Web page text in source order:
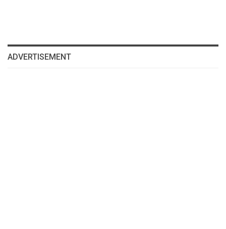
ADVERTISEMENT